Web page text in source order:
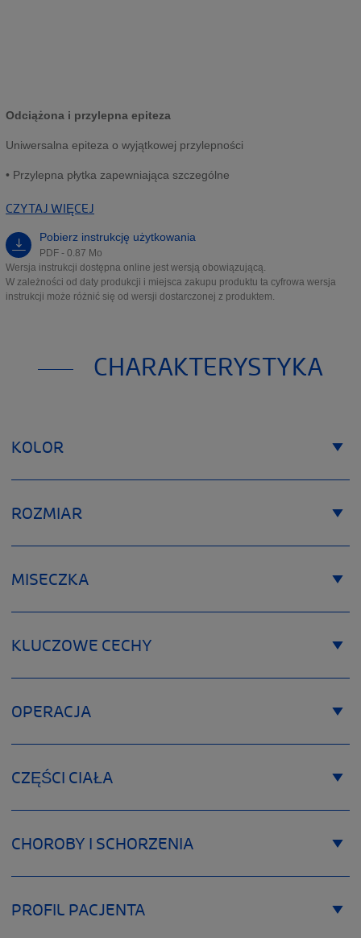
Odciążona i przylepna epiteza
Uniwersalna epiteza o wyjątkowej przylepności
• Przylepna płytka zapewniająca szczególne
CZYTAJ WIĘCEJ
Pobierz instrukcję użytkowania
PDF - 0.87 Mo
Wersja instrukcji dostępna online jest wersją obowiązującą.
W zależności od daty produkcji i miejsca zakupu produktu ta cyfrowa wersja
instrukcji może różnić się od wersji dostarczonej z produktem.
CHARAKTERYSTYKA
KOLOR
ROZMIAR
Tabela rozmiarów
MISECZKA
KLUCZOWE CECHY
OPERACJA
CZĘŚCI CIAŁA
CHOROBY I SCHORZENIA
PROFIL PACJENTA